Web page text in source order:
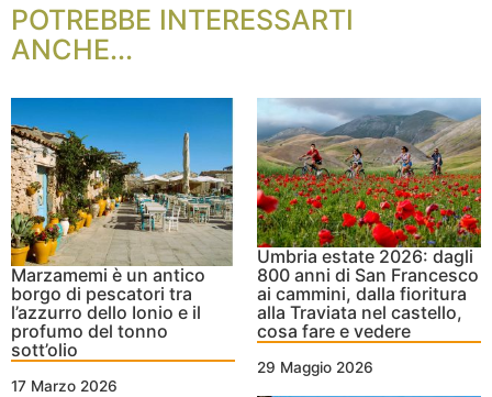
POTREBBE INTERESSARTI
ANCHE...
Marzamemi è un antico
borgo di pescatori tra
l’azzurro dello Ionio e il
profumo del tonno
sott’olio
17 Marzo 2026
Umbria estate 2026: dagli
800 anni di San Francesco
ai cammini, dalla fioritura
alla Traviata nel castello,
cosa fare e vedere
29 Maggio 2026